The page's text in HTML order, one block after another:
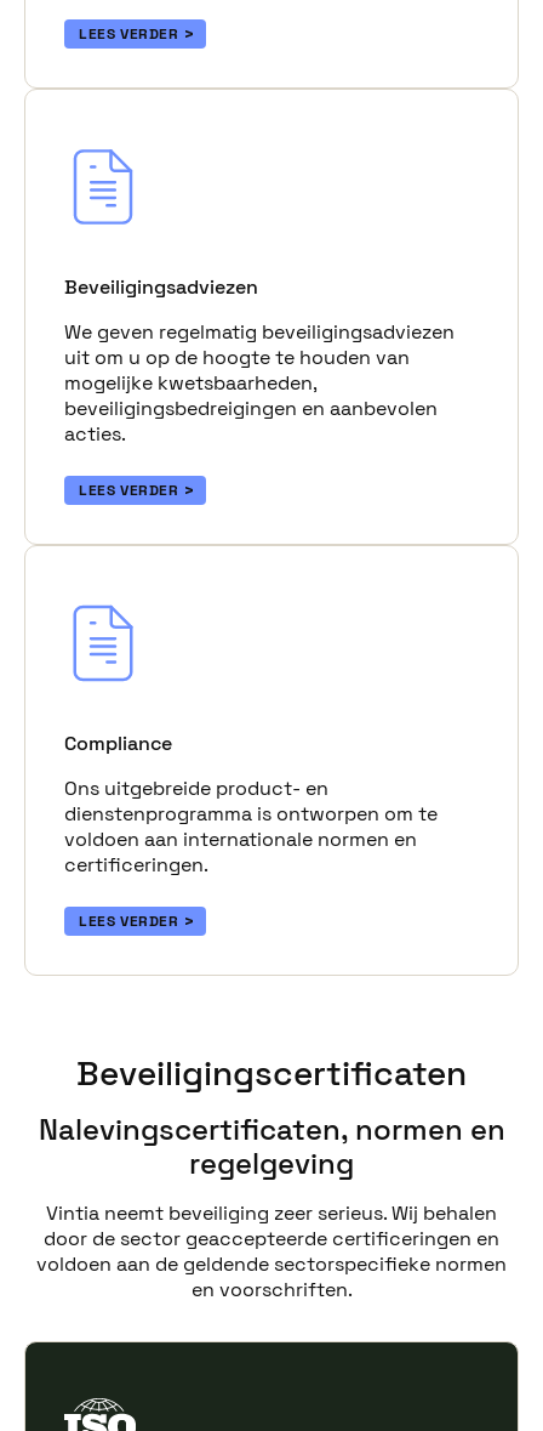
LEES VERDER
Beveiligingsadviezen
We geven regelmatig beveiligingsadviezen
uit om u op de hoogte te houden van
mogelijke kwetsbaarheden,
beveiligingsbedreigingen en aanbevolen
acties.
LEES VERDER
Compliance
Ons uitgebreide product- en
dienstenprogramma is ontworpen om te
voldoen aan internationale normen en
certificeringen.
LEES VERDER
Beveiligingscertificaten
Nalevingscertificaten, normen en
regelgeving
Vintia neemt beveiliging zeer serieus. Wij behalen
door de sector geaccepteerde certificeringen en
voldoen aan de geldende sectorspecifieke normen
en voorschriften.